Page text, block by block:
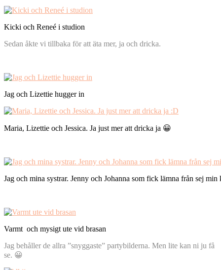
Kicki och Reneé i studion
Sedan åkte vi tillbaka för att äta mer, ja och dricka.
Jag och Lizettie hugger in
Maria, Lizettie och Jessica. Ja just mer att dricka ja 😀
Jag och mina systrar. Jenny och Johanna som fick lämna från sej min
Varmt och mysigt ute vid brasan
Jag behåller de allra ”snyggaste” partybilderna. Men lite kan ni ju få
se. 😀